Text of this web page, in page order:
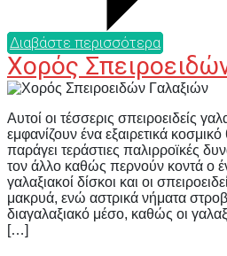
Διαβάστε περισσότερα
Χορός
Αυτοί οι τέσσερις σπειροειδείς
εμφανίζουν ένα εξαιρετικά
παράγει τεράστιες παλιρροϊκές
τον άλλο καθώς περνούν κοντά ο
γαλαξιακοί δίσκοι και οι
μακρυά​​, ενώ αστρικά νήματα
διαγαλαξιακό μέσο, καθώς οι
[…]